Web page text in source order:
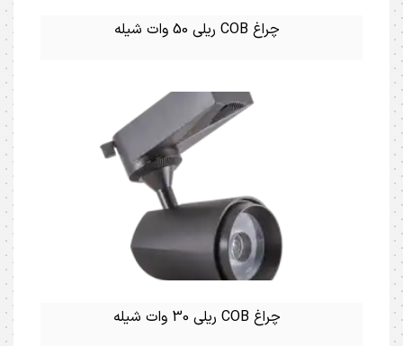
چراغ COB ریلی 50 وات شیله
چراغ COB ریلی 30 وات شیله